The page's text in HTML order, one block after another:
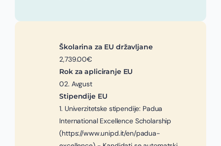
Školarina za EU državljane
2,739.00€
Rok za apliciranje EU
02. Avgust
Stipendije EU
1. Univerzitetske stipendije: Padua
International Excellence Scholarship
(https://www.unipd.it/en/padua-